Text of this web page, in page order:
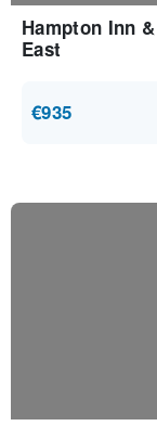
Hampton Inn
East
€935